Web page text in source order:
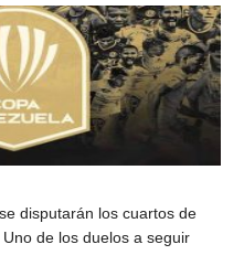
disputarán los cuartos de
de los duelos a seguir